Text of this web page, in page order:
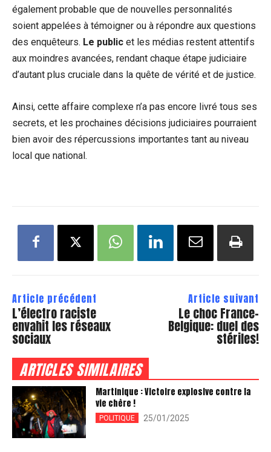
également probable que de nouvelles personnalités
soient appelées à témoigner ou à répondre aux questions
des enquêteurs. Le public et les médias restent attentifs
aux moindres avancées, rendant chaque étape judiciaire
d’autant plus cruciale dans la quête de vérité et de justice.
Ainsi, cette affaire complexe n’a pas encore livré tous ses
secrets, et les prochaines décisions judiciaires pourraient
bien avoir des répercussions importantes tant au niveau
local que national.
Article précédent
L’électro raciste
envahit les réseaux
sociaux
Article suivant
Le choc France-
Belgique: duel des
stériles!
ARTICLES SIMILAIRES
Martinique : Victoire explosive contre la
vie chère !
POLITIQUE 25/01/2025